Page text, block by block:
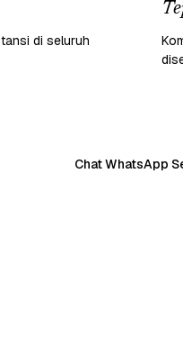
di seluruh
Chat WhatsApp